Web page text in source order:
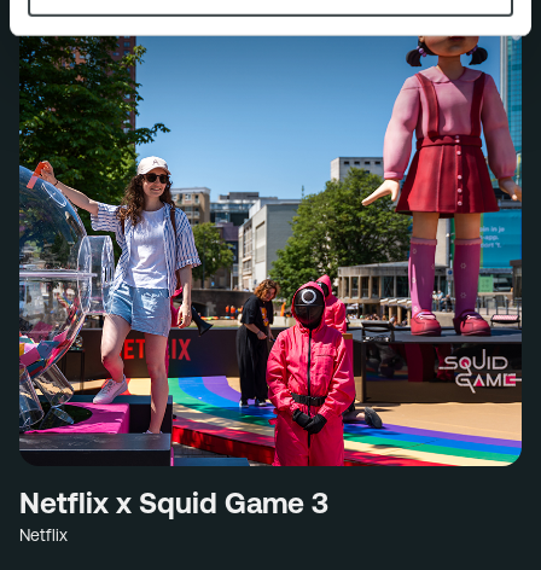
Netflix x Squid Game 3
Netflix